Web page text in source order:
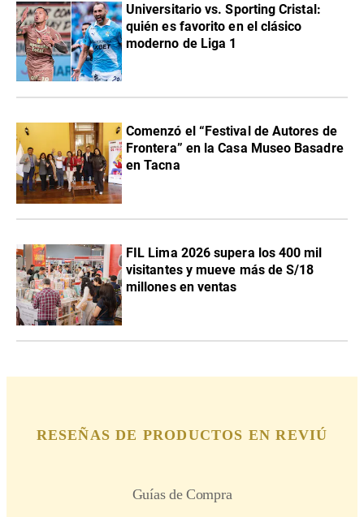
Universitario vs. Sporting Cristal:
quién es favorito en el clásico
moderno de Liga 1
Comenzó el “Festival de Autores de
Frontera” en la Casa Museo Basadre
en Tacna
FIL Lima 2026 supera los 400 mil
visitantes y mueve más de S/18
millones en ventas